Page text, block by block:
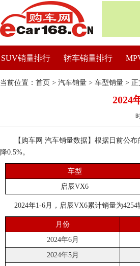
SUV销量排行 轿车销量排行
当前位置： 首页 > 汽车销量 > 车型销量 > 正
2024
【购车网 汽车销量数据】根据日前公
降0.5%。
车型
启辰VX6
2024年1-6月，启辰VX6累计销量为
月份
2024年6月
2024年5月